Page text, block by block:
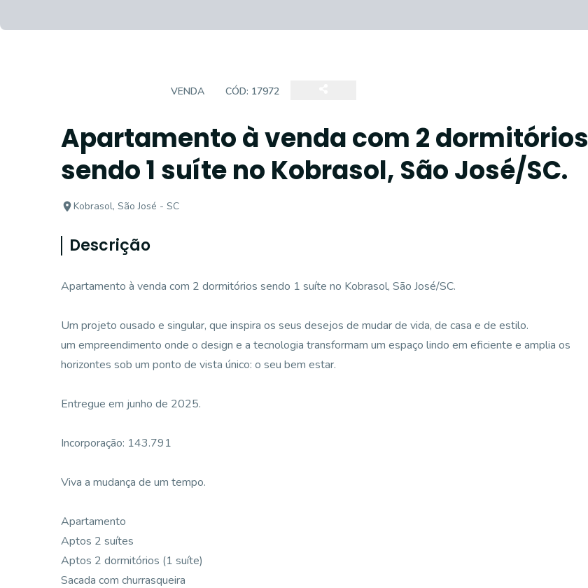
VENDA CÓD: 17972
Apartamento à venda com 2 dormitórios
sendo 1 suíte no Kobrasol, São José/SC.
Kobrasol, São José - SC
Descrição
Apartamento à venda com 2 dormitórios sendo 1 suíte no Kobrasol, São José/SC.
Um projeto ousado e singular, que inspira os seus desejos de mudar de vida, de casa e de estilo.
um empreendimento onde o design e a tecnologia transformam um espaço lindo em eficiente e amplia os
horizontes sob um ponto de vista único: o seu bem estar.
Entregue em junho de 2025.
Incorporação: 143.791
Viva a mudança de um tempo.
Apartamento
Aptos 2 suítes
Aptos 2 dormitórios (1 suíte)
Sacada com churrasqueira